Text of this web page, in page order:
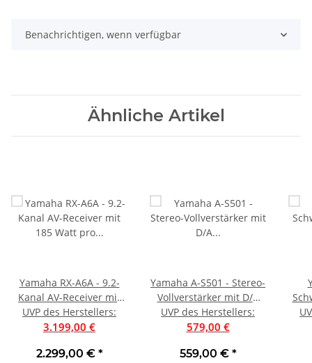
Benachrichtigen, wenn verfügbar
Ähnliche Artikel
Yamaha RX-A6A - 9.2-
Kanal AV-Receiver mit
185 Watt pro Kanal |
Neu
UVP des Herstellers:
3.199,00 €
2.299,00 € *
Yamaha A-S501 - Stereo-
Vollverstärker mit D/A
Wandler Schwarz | Neu
UVP des Herstellers:
579,00 €
559,00 € *